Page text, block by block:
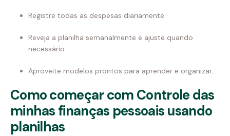
Registre todas as despesas diariamente.
Reveja a planilha semanalmente e ajuste quando
necessário.
Aproveite modelos prontos para aprender e organizar.
Como começar com Controle das
minhas finanças pessoais usando
planilhas